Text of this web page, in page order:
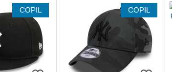
COPIL COPIL